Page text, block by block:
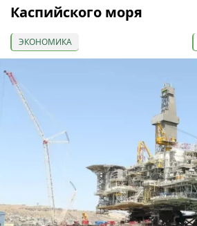
Каспийского моря
ЭКОНОМИКА